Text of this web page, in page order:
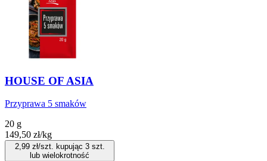
HOUSE OF ASIA
Przyprawa 5 smaków
20 g
149,50 zł/kg
2,99zł/szt. kupując 3szt.
lub wielokrotność